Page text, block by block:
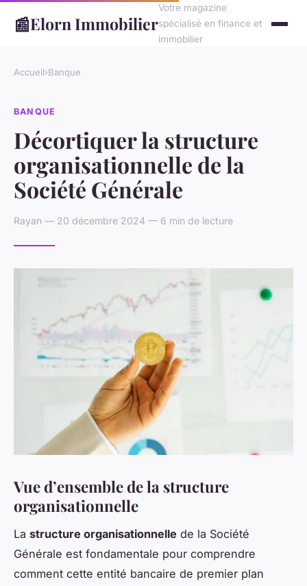
📰Elorn Immobilier
Votre magazine
spécialisé en finance et
immobilier
Accueil›Banque
BANQUE
Décortiquer la structure
organisationnelle de la
Société Générale
Rayan — 20 décembre 2024 — 6 min de lecture
Vue d’ensemble de la structure
organisationnelle
La structure organisationnelle de la Société
Générale est fondamentale pour comprendre
comment cette entité bancaire de premier plan